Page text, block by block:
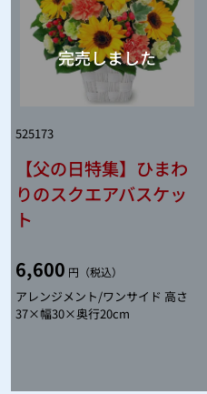
525173
【父の日特集】ひまわ
りのスクエアバスケッ
ト
6,600 円（税込）
アレンジメント/ワンサイド 高さ
37×幅30×奥行20cm